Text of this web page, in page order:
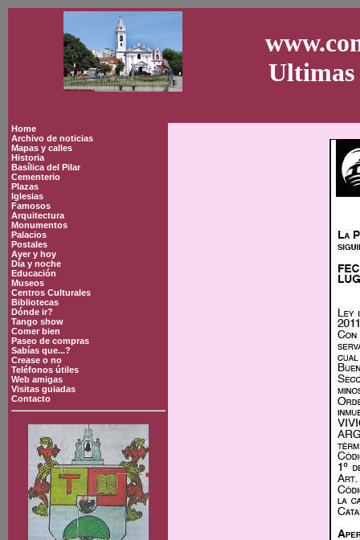
Ultimas
Home
Archivo de noticias
Mapas y calles
Historia
Basílica del Pilar
Cementerio
Plazas
Iglesias
Famosos
Arquitectura
Monumentos
Palacios
Postales
Ayer y hoy
Día y noche
Educación
Museos
Centros Culturales
Bibliotecas
Dónde ir?
Tango show
Comer bien
Paseo de compras
Sabías que...?
Crease o no
Teléfonos útiles
Web amigas
Visitas guiadas
Contacto